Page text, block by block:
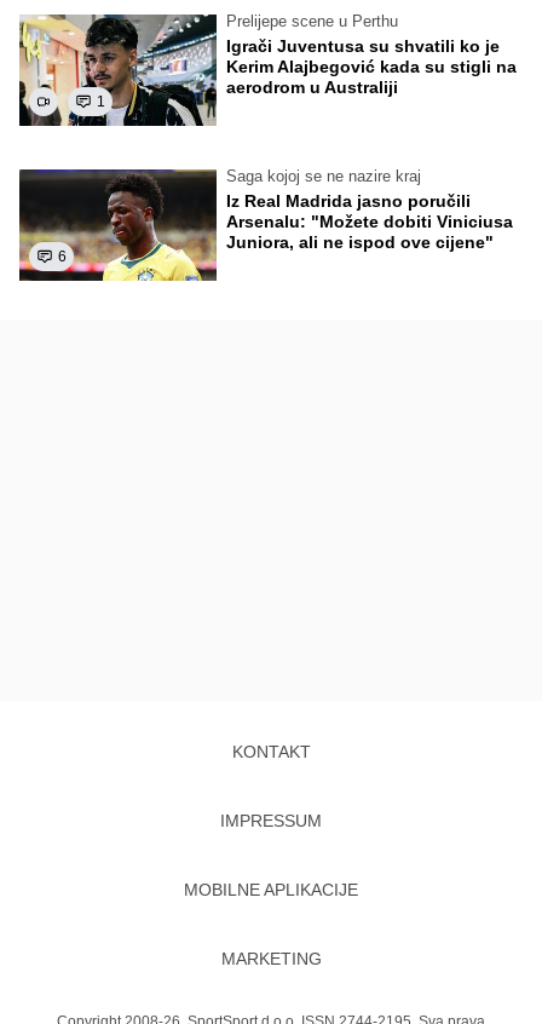
1
Prelijepe scene u Perthu
Igrači Juventusa su shvatili ko je
Kerim Alajbegović kada su stigli na
aerodrom u Australiji
6
Saga kojoj se ne nazire kraj
Iz Real Madrida jasno poručili
Arsenalu: "Možete dobiti Viniciusa
Juniora, ali ne ispod ove cijene"
KONTAKT
IMPRESSUM
MOBILNE APLIKACIJE
MARKETING